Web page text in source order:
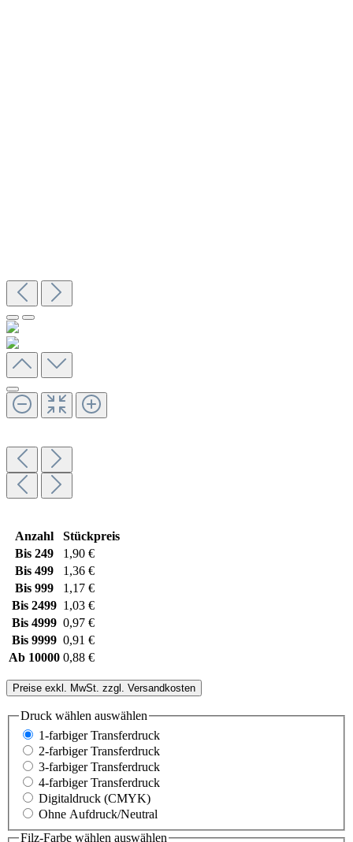
Anzahl
Stückpreis
Bis 249
1,90 €
Bis 499
1,36 €
Bis 999
1,17 €
Bis 2499 1,03 €
Bis 4999 0,97 €
Bis 9999 0,91 €
Ab 10000 0,88 €
Preise exkl. MwSt. zzgl. Versandkosten
Druck wählen auswählen
1-farbiger Transferdruck
2-farbiger Transferdruck
3-farbiger Transferdruck
4-farbiger Transferdruck
Digitaldruck (CMYK)
Ohne Aufdruck/Neutral
Filz-Farbe wählen auswählen